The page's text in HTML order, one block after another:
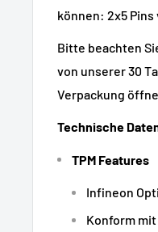
können: 2x5 Pins
Bitte beachten
von unserer 30
Verpackung
Technische
TPM Features
Infineon
Konform mit